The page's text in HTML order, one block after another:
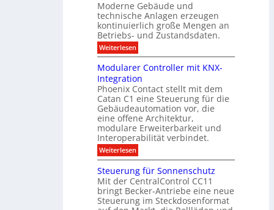
n
s
a
g
r
a
u
c
h
m
e
l
d
e
r
n
b
i
l
d
u
n
g
s
z
e
n
t
r
u
m
h
e
n
2
0
2
6
g
h
t
e
r
f
o
l
g
r
e
i
c
h
z
u
e
r
T
a
s
t
s
n
s
o
r
m
i
t
D
i
s
p
a
y
Moderne Gebäude und
technische Anlagen erzeugen
kontinuierlich große Mengen an
Betriebs- und Zustandsdaten.
Weiterlesen:
E
g
e
-
A
I
f
ü
r
G
e
b
u
d
e
:
Modularer Controller mit KNX-
Integration
Phoenix Contact stellt mit dem
Catan C1 eine Steuerung für die
Gebäudeautomation vor, die
eine offene Architektur,
modulare Erweiterbarkeit und
Interoperabilität verbindet.
Weiterlesen:
M
d
u
l
a
Steuerung für Sonnenschutz
Mit der CentralControl CC11
bringt Becker-Antriebe eine neue
Steuerung im Steckdosenformat